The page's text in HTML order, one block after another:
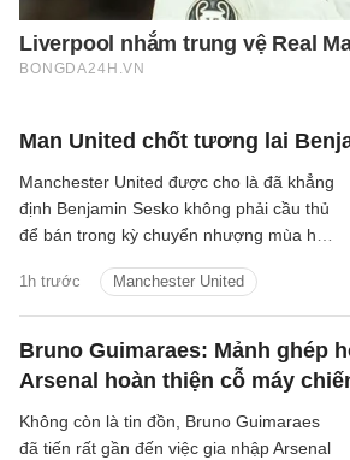
Man United chốt tương lai
1h trước Manchester United
Manchester United được cho là đã khẳng
định Benjamin Sesko không phải cầu thủ
để bán trong kỳ chuyển nhượng mùa hè
mẽ từ Bayern Munich và Barcelona.
Bruno Guimaraes: Mảnh ghép
Arsenal hoàn thiện cỗ máy
Không còn là tin đồn, Bruno Guimaraes
đã tiến rất gần đến việc gia nhập Arsenal